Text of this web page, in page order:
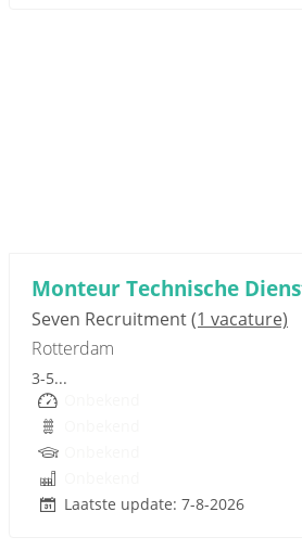
Monteur Technische
Seven Recruitment(1 vacature)
Rotterdam
3-5...
Laatste update: 7-8-2026